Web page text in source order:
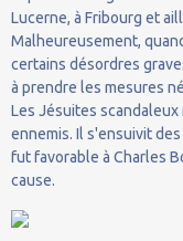
Lucerne, à Fribourg et
Malheureusement,
certains désordres
à prendre les mesures
Les Jésuites
ennemis. Il s'ensuivit
fut favorable à Charles
cause.